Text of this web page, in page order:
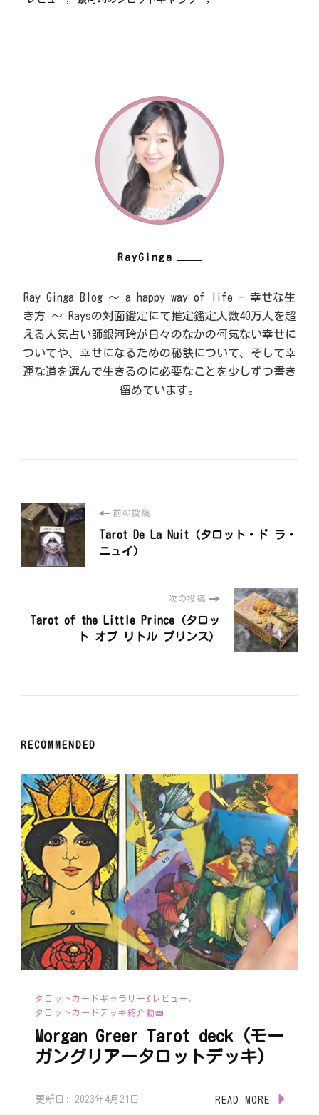
RayGinga
Ray Ginga Blog ～ a happy way of life - 幸せな生
き方 ～ Raysの対面鑑定にて推定鑑定人数40万人を超
える人気占い師銀河玲が日々のなかの何気ない幸せに
ついてや、幸せになるための秘訣について、そして幸
運な道を選んで生きるのに必要なことを少しずつ書き
留めています。
投
稿
ビ
ー
ン
前の投稿
Tarot De La Nuit（タロット・ド ラ・
ニュイ）
次の投稿
Tarot of the Little Prince（タロッ
ト オブ リトル プリンス）
RECOMMENDED
タロットカードギャラリー&レビュー
タロットカードデッキ紹介動画
Morgan Greer Tarot deck (モー
ガングリアータロットデッキ)
更新日: 2023年4月21日 READ MORE